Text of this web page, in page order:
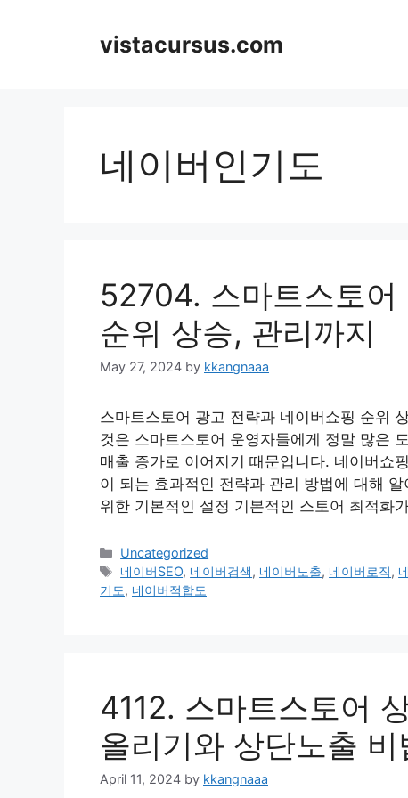
vistacursus.com
네이버인기도
52704. 스마트스토어
순위 상승, 관리까지
May 27, 2024 by kkangnaaa
스마트스토어 광고 전략과 네이버쇼핑 순위
것은 스마트스토어 운영자들에게 정말 많은
매출 증가로 이어지기 때문입니다. 네이버쇼
이 되는 효과적인 전략과 관리 방법에 대해
위한 기본적인 설정 기본적인 스토어 최적화
Categories
Uncategorized
Tags
네이버SEO, 네이버검색, 네이버노출, 네이버로직,
기도, 네이버적합도
4112. 스마트스토어
올리기와 상단노출 비
April 11, 2024 by kkangnaaa